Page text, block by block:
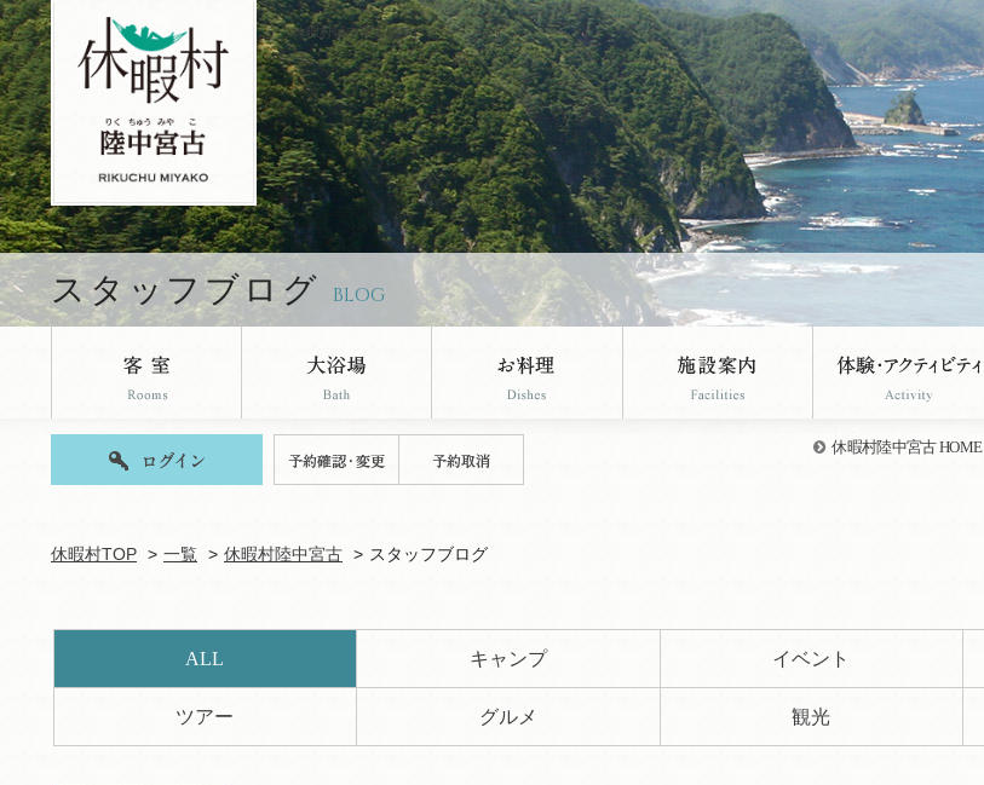
休暇村陸中宮古のブログページです。
スタッフブログ BLOG
休暇村陸中宮古 HOME
休暇村TOP 一覧 休暇村陸中宮古 スタッフブログ
ALL キャンプ イベント
ツアー グルメ 観光